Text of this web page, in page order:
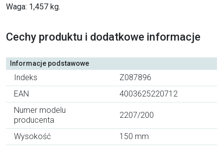
Waga: 1,457 kg.
Cechy produktu i dodatkowe informacje
Informacje podstawowe
Indeks
Z087896
EAN
4003625220712
Numer modelu
producenta
2207/200
Wysokość
150 mm